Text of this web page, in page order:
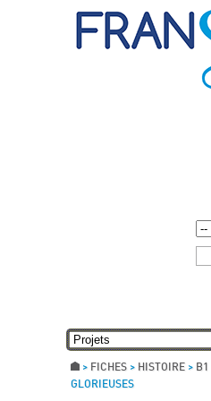
> FICHES > HISTOIRE > B1
GLORIEUSES